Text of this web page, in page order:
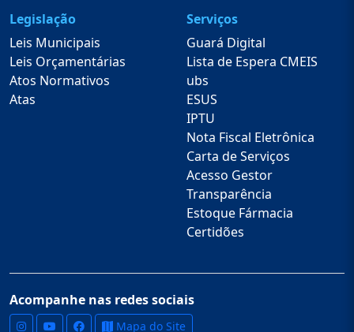
Legislação
Leis Municipais
Leis Orçamentárias
Atos Normativos
Atas
Serviços
Guará Digital
Lista de Espera CMEIS
ubs
ESUS
IPTU
Nota Fiscal Eletrônica
Carta de Serviços
Acesso Gestor
Transparência
Estoque Fármacia
Certidões
Acompanhe nas redes sociais
Mapa do Site